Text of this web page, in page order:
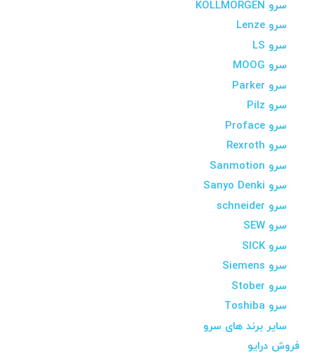
سرو KOLLMORGEN
سرو Lenze
سرو LS
سرو MOOG
سرو Parker
سرو Pilz
سرو Proface
سرو Rexroth
سرو Sanmotion
سرو Sanyo Denki
سرو schneider
سرو SEW
سرو SICK
سرو Siemens
سرو Stober
سرو Toshiba
سایر برند های سرو
فروش درایو